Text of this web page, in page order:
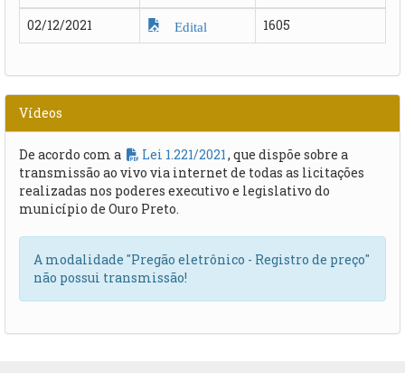
02/12/2021
Edital 1605
Vídeos
De acordo com a Lei 1.221/2021 , que dispõe sobre a
transmissão ao vivo via internet de todas as licitações
realizadas nos poderes executivo e legislativo do
município de Ouro Preto.
A modalidade "Pregão eletrônico - Registro de preço"
não possui transmissão!